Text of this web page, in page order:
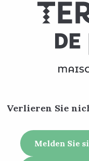
Verlieren Sie
Melden Sie